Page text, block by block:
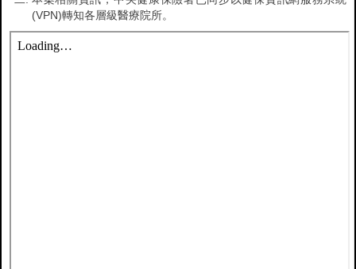
(VPN)轉知各層級醫療院所。